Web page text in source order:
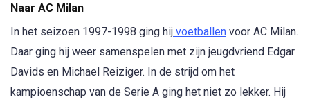
Naar AC Milan
In het seizoen 1997-1998 ging hij voetballen voor AC Milan.
Daar ging hij weer samenspelen met zijn jeugdvriend Edgar
Davids en Michael Reiziger. In de strijd om het
kampioenschap van de Serie A ging het niet zo lekker. Hij